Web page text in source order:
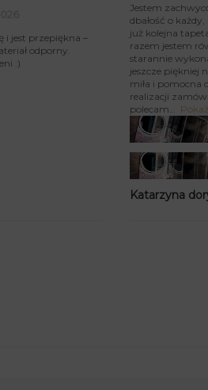
i jest przepiękna –
odporny.
:)
Jestem
dbałość o
już kolejna
razem jestem
starannie
jeszcze piękniej
miła i pomocna
realizacji
polecam
Katarzyna